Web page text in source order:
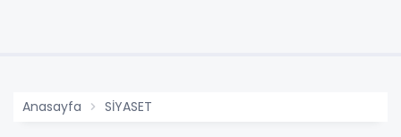
Anasayfa SİYASET